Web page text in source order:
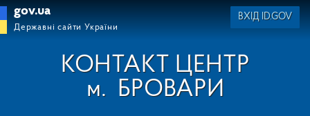
gov.ua
Державні сайти України
ВХІД ID.GOV
КОНТАКТ ЦЕНТР
м. БРОВАРИ